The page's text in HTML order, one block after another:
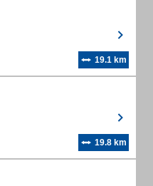
19.1 km
19.8 km